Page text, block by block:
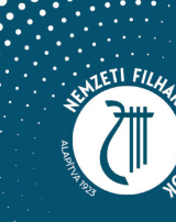
Imprint